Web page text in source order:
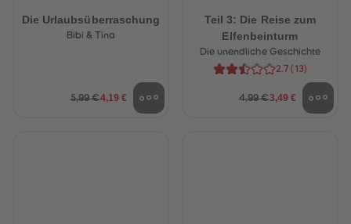
Die Urlaubsüberraschung
Bibi & Tina
5,99 €4,19 €
Teil 3: Die Reise zum
Elfenbeinturm
Die unendliche Geschichte
2.7 ( 13)
4,99 €3,49 €